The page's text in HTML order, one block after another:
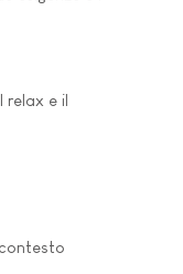
relax e il